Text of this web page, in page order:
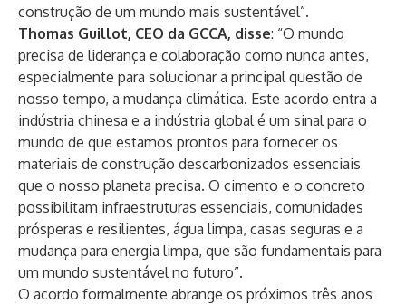
construção de um mundo mais sustentável”.
Thomas Guillot, CEO da GCCA, disse: “O mundo
precisa de liderança e colaboração como nunca antes,
especialmente para solucionar a principal questão de
nosso tempo, a mudança climática. Este acordo entra a
indústria chinesa e a indústria global é um sinal para o
mundo de que estamos prontos para fornecer os
materiais de construção descarbonizados essenciais
que o nosso planeta precisa. O cimento e o concreto
possibilitam infraestruturas essenciais, comunidades
prósperas e resilientes, água limpa, casas seguras e a
mudança para energia limpa, que são fundamentais para
um mundo sustentável no futuro”.
O acordo formalmente abrange os próximos três anos